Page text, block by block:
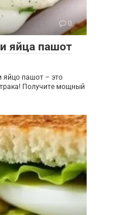
0
яйца пашот
яйцо пашот – это
Получите мощный